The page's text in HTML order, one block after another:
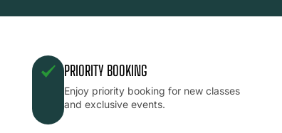
PRIORITY BOOKING
Enjoy priority booking for new classes
and exclusive events.